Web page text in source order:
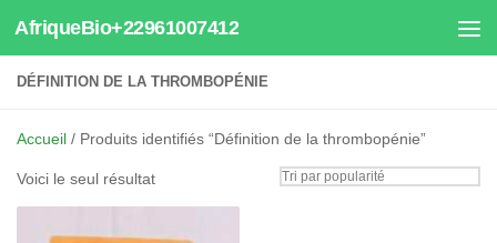
Au dessous du contenu
AfriqueBio+22961007412
DÉFINITION DE LA THROMBOPÉNIE
Accueil / Produits identifiés “Définition de la thrombopénie”
Voici le seul résultat